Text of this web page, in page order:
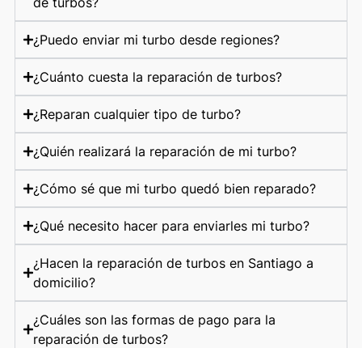
¿Puedo enviar mi turbo desde regiones?
¿Cuánto cuesta la reparación de turbos?
¿Reparan cualquier tipo de turbo?
¿Quién realizará la reparación de mi turbo?
¿Cómo sé que mi turbo quedó bien reparado?
¿Qué necesito hacer para enviarles mi turbo?
¿Hacen la reparación de turbos en Santiago a
domicilio?
¿Cuáles son las formas de pago para la
reparación de turbos?